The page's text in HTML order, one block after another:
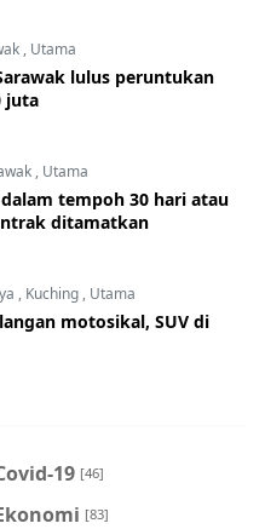
, Utama
lulus peruntukan
juta
, Utama
tempoh 30 hari atau
ditamatkan
, Kuching , Utama
motosikal, SUV di
19 [46]
[83]